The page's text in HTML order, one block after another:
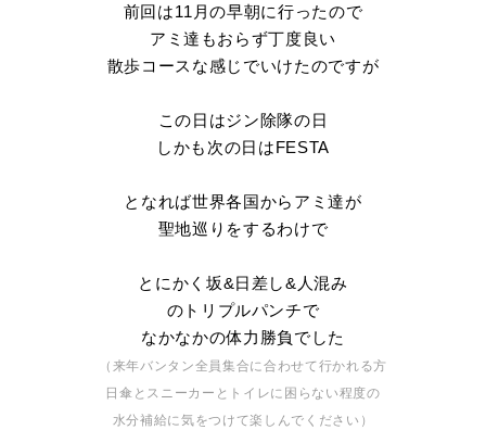
前回は11月の早朝に行ったので
アミ達もおらず丁度良い
散歩コースな感じでいけたのですが
この日はジン除隊の日
しかも次の日はFESTA
となれば世界各国からアミ達が
聖地巡りをするわけで
とにかく坂&日差し&人混み
のトリプルパンチで
なかなかの体力勝負でした
（来年バンタン全員集合に合わせて行かれる方
日傘とスニーカーとトイレに困らない程度の
水分補給に気をつけて楽しんでください）